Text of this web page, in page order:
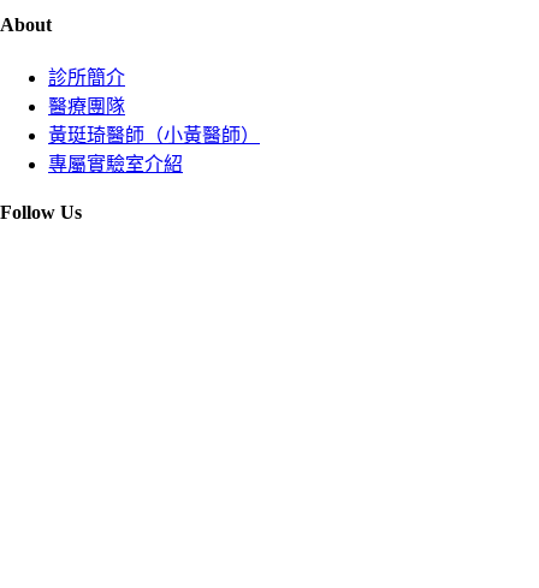
About
診所簡介
醫療團隊
黃珽琦醫師（小黃醫師）
專屬實驗室介紹
Follow Us